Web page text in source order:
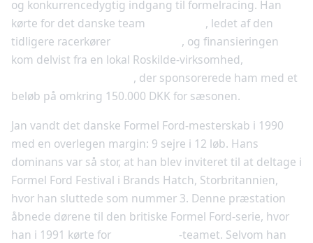
og konkurrencedygtig indgang til formelracing. Han
kørte for det danske team
, ledet af den
tidligere racerkører
, og finansieringen
kom delvist fra en lokal Roskilde-virksomhed,
, der sponsorerede ham med et
beløb på omkring 150.000 DKK for sæsonen.
Jan vandt det danske Formel Ford-mesterskab i 1990
med en overlegen margin: 9 sejre i 12 løb. Hans
dominans var så stor, at han blev inviteret til at deltage i
Formel Ford Festival i Brands Hatch, Storbritannien,
hvor han sluttede som nummer 3. Denne præstation
åbnede dørene til den britiske Formel Ford-serie, hvor
han i 1991 kørte for
-teamet. Selvom han